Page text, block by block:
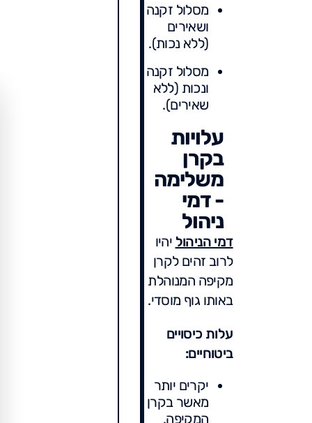
מסלול זקנה
ושאירים
(ללא נכות).
מסלול זקנה
ונכות (ללא
שאירים).
עלויות
בקרן
משלימה
- דמי
ניהול
דמי הניהול יהיו
לרוב זהים לקרן
מקיפה המנוהלת
באותו גוף מוסדי.
עלות כיסויים
ביטוחיים:
יקרים יותר
מאשר בקרן
המקיפה.